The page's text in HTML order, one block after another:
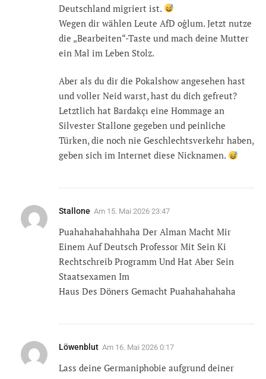
Deutschland migriert ist.
Wegen dir wählen Leute AfD oĝlum. Jetzt nutze
die „Bearbeiten“-Taste und mach deine Mutter
ein Mal im Leben Stolz.
Aber als du dir die Pokalshow angesehen hast
und voller Neid warst, hast du dich gefreut?
Letztlich hat Bardakçı eine Hommage an
Silvester Stallone gegeben und peinliche
Türken, die noch nie Geschlechtsverkehr haben,
geben sich im Internet diese Nicknamen.
Stallone Am 15. Mai 2026 23:47
Puahahahahahhaha Der Alman Macht Mir
Einem Auf Deutsch Professor Mit Sein Ki
Rechtschreib Programm Und Hat Aber Sein
Staatsexamen Im
Haus Des Döners Gemacht Puahahahahaha
Löwenblut Am 16. Mai 2026 0:17
Lass deine Germaniphobie aufgrund deiner